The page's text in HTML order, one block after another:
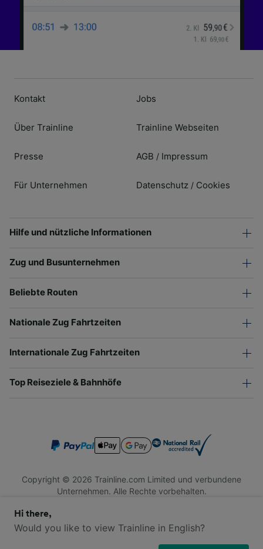
Kontakt
Über Trainline
Presse
Für Unternehmen
Jobs
Trainline Webseiten
AGB / Impressum
Datenschutz / Cookies
Hilfe und nützliche Informationen
Zug und Busunternehmen
Beliebte Routen
Nationale Zug Fahrtzeiten
Internationale Zug Fahrtzeiten
Top Reiseziele & Bahnhöfe
Copyright © 2026 Trainline.com Limited und verbundene
Unternehmen. Alle Rechte vorbehalten.
Firmennummer 3846791. Registrierte Adresse: 1 Stonecutter
St, London EC4A 4AH, United Kingdom. USt-IdNr.: 791 7261
Hi there,
Would you like to view Trainline in English?